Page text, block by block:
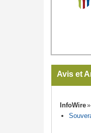
Avis et
InfoWire